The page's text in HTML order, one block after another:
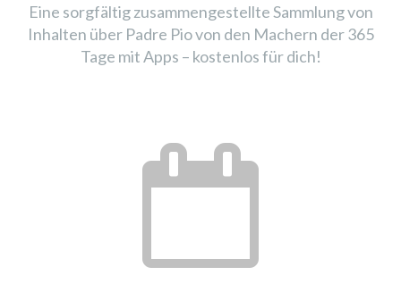
Eine sorgfältig zusammengestellte Sammlung von
Inhalten über Padre Pio von den Machern der 365
Tage mit Apps – kostenlos für dich!